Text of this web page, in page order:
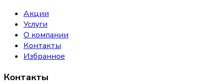
Акции
Услуги
О компании
Контакты
Избранное
Контакты